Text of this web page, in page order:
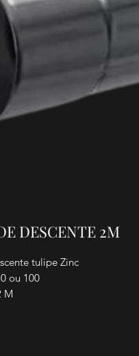
DESCENTE 2M
tulipe Zinc
ou 100
M